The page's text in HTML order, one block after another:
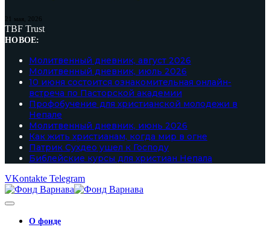
21 мая, 2026
TBF Trust
НОВОЕ:
Молитвенный дневник, август 2026
Молитвенный дневник, июль 2026
10 июня состоится ознакомительная онлайн-
встреча по Пасторской академии
Профобучение для христианской молодежи в
Непале
Молитвенный дневник, июнь 2026
Как жить христианам, когда мир в огне
Патрик Сухдео ушел к Господу
Библейские курсы для христиан Непала
VKontakte Telegram
О фонде